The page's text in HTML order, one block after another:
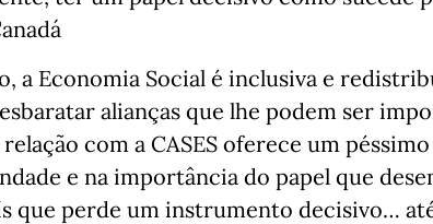
a Economia Social é inclusiva e
alianças que lhe podem ser
com a CASES oferece um péssimo
e na importância do papel que
que perde um instrumento decisivo…